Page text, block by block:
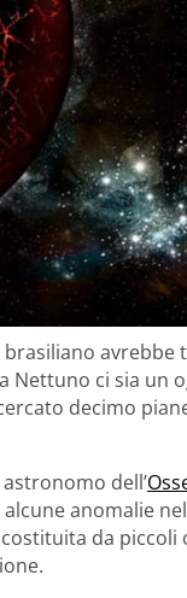
brasiliano
Nettuno ci sia un
decimo
astronomo dell’
anomalie
da